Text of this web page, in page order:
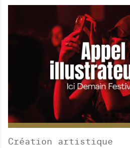
Création artistique